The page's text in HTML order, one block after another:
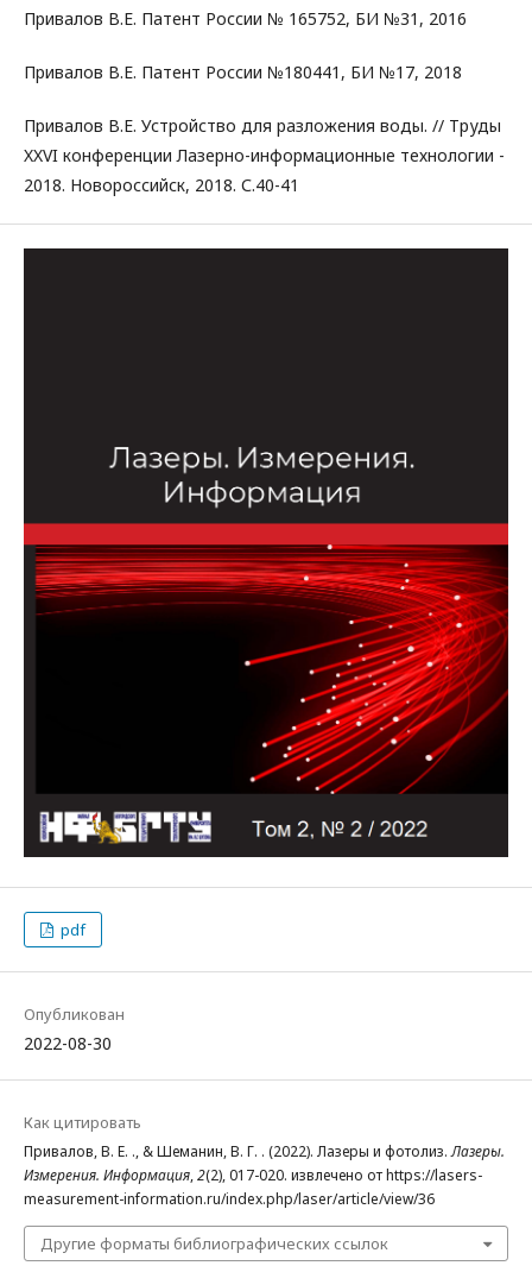
Привалов В.Е. Патент России № 165752, БИ №31, 2016
Привалов В.Е. Патент России №180441, БИ №17, 2018
Привалов В.Е. Устройство для разложения воды. // Труды
XXVI конференции Лазерно-информационные технологии -
2018. Новороссийск, 2018. С.40-41
pdf
Опубликован
2022-08-30
Как цитировать
Привалов, В. Е. ., & Шеманин, В. Г. . (2022). Лазеры и фотолиз.Лазеры.
Измерения. Информация,2(2), 017-020. извлечено от https://lasers-
measurement-information.ru/index.php/laser/article/view/36
Другие форматы библиографических ссылок